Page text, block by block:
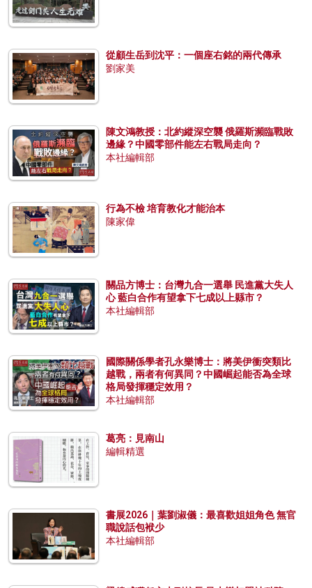
從顧生岳到沈平：一個座右銘的兩代傳承
劉家美
陳文鴻教授：北約縱深空襲 俄羅斯瀕臨戰敗
邊緣？中國零部件能左右戰局走向？
本社編輯部
行為不檢 培育教化才能治本
陳家偉
關品方博士：台灣九合一選舉 民進黨大失人
心 藍白合作有望拿下七成以上縣市？
本社編輯部
國際關係學者孔永樂博士：將美伊衝突類比
越戰，兩者有何異同？中國崛起能否為全球
格局發揮穩定效用？
本社編輯部
葛亮：見南山
編輯精選
書展2026｜葉劉淑儀：最喜歡姐姐角色 無官
職說話包袱少
本社編輯部